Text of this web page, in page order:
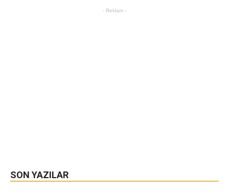
- Reklam -
SON YAZILAR